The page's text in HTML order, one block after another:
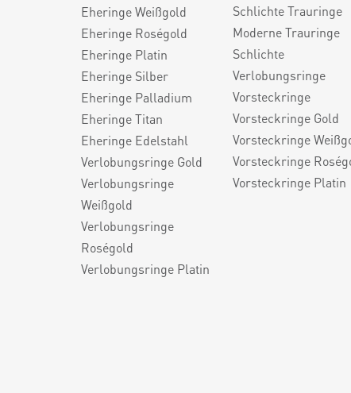
Eheringe Weißgold
Eheringe Roségold
Eheringe Platin
Eheringe Silber
Eheringe Palladium
Eheringe Titan
Eheringe Edelstahl
Verlobungsringe Gold
Verlobungsringe
Weißgold
Verlobungsringe
Roségold
Verlobungsringe Platin
Schlichte Trauringe
Moderne Trauringe
Schlichte
Verlobungsringe
Vorsteckringe
Vorsteckringe Gold
Vorsteckringe
Vorsteckringe
Vorsteckringe Platin